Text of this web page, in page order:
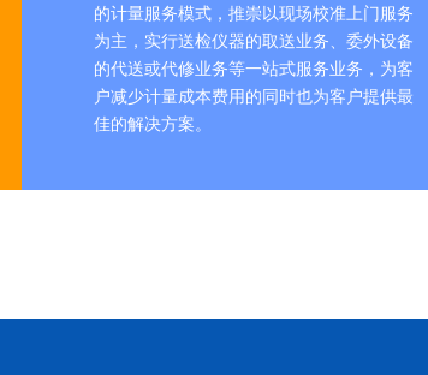
的计量服务模式，推崇以现场校准上门服务
为主，实行送检仪器的取送业务、委外设备
的代送或代修业务等一站式服务业务，为客
户减少计量成本费用的同时也为客户提供最
佳的解决方案。